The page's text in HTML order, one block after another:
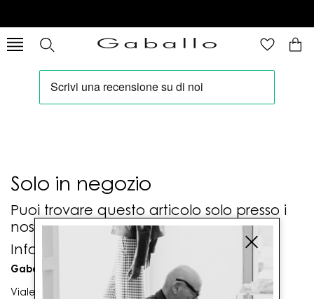
Solo in negozio
Puoi trovare questo articolo solo presso i
nostri punti vendita:
Info contatti
Gaballo Mario srl
Viale G. Matteotti n. 23 00053 Civitavecchia (RM)